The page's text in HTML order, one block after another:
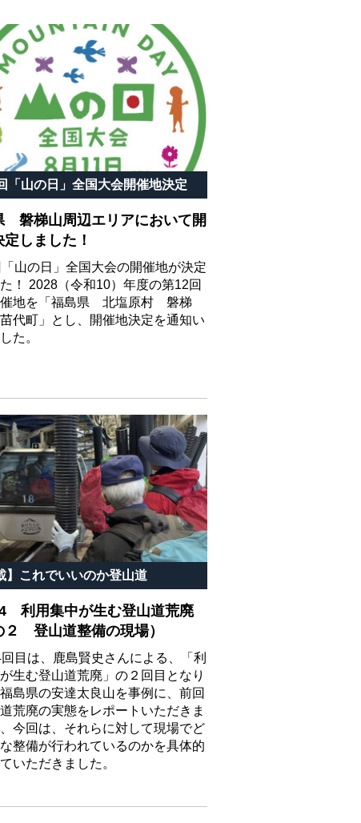
「山の日」全国大会開催地決定
磐梯山周辺エリアにおいて開
しました！
山の日」全国大会の開催地が決定
！ 2028（令和10）年度の第12回
催地を「福島県 北塩原村 磐梯
代町」とし、開催地決定を通知い
た。
】これでいいのか登山道
利用集中が生む登山道荒廃
２ 登山道整備の現場）
目は、鹿島賢史さんによる、「利
生む登山道荒廃」の２回目となり
島県の安達太良山を事例に、前回
荒廃の実態をレポートいただきま
今回は、それらに対して現場でど
整備が行われているのかを具体的
いただきました。